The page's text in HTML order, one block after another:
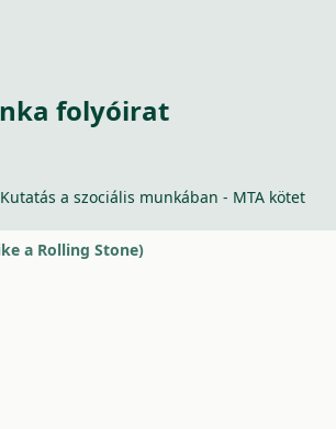
folyóirat
Kutatás a szociális munkában - MTA kötet
a Rolling Stone)